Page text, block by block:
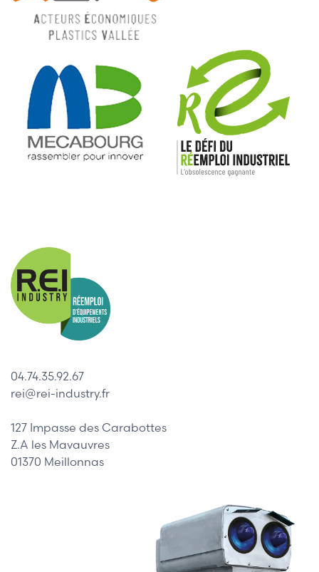
04.74.35.92.67
rei@rei-industry.fr
127 Impasse des Carabottes
Z.A les Mavauvres
01370 Meillonnas